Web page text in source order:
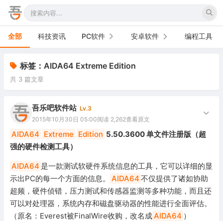
全部 科技资讯 PC软件
办公软件
网络软件
图形图像
游戏娱乐
安全防御
系统下载
系统工具
安卓软件
手机软件
电视软件
车机软件
编程工具
标签：AIDA64 Extreme Edition
共 3 篇文章
吾乐吧软件站 Lv.3
2015年10月30日 05:00阅读 2,262查看原文
AIDA64 Extreme Edition 5.50.3600 单文件注册版（超
强的硬件检测工具）
AIDA64 是一款测试软硬件系统信息的工具，它可以详细的显
示出PC的每一个方面的信息。
AIDA64 不仅提供了诸如协助
超频，硬件侦错，压力测试和传感器监测等多种功能，而且还
可以对处理器，系统内存和磁盘驱动器的性能进行全面评估。
（原名：Everest被FinalWire收购，改名成AIDA64 ）